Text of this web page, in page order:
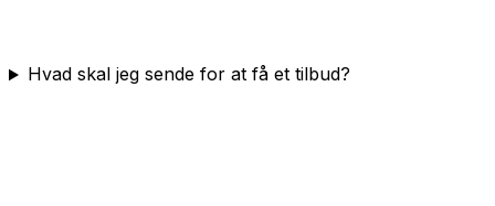
Hvad skal jeg sende for at få et tilbud?